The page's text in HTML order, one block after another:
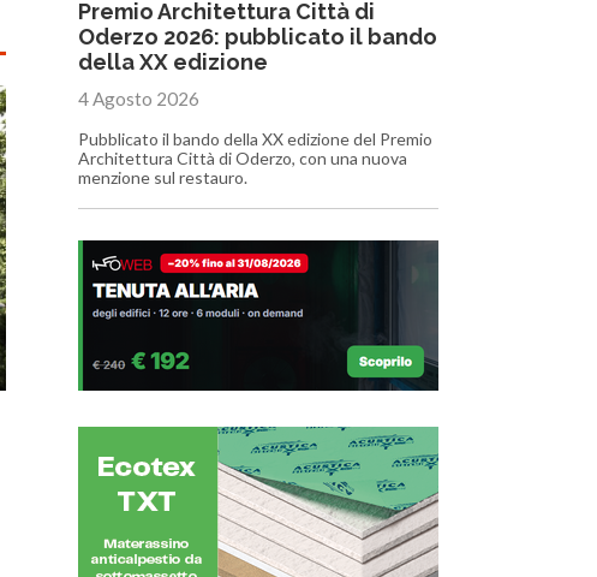
Premio Architettura Città di
Oderzo 2026: pubblicato il bando
della XX edizione
4 Agosto 2026
Pubblicato il bando della XX edizione del Premio
Architettura Città di Oderzo, con una nuova
menzione sul restauro.